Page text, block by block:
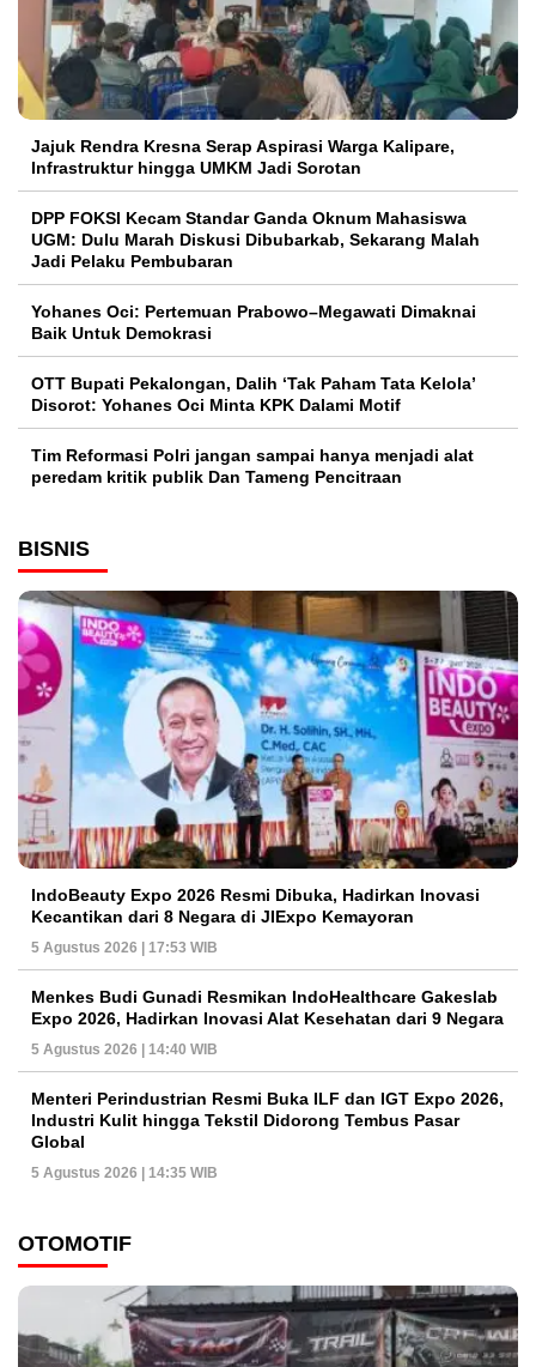
Jajuk Rendra Kresna Serap Aspirasi Warga Kalipare,
Infrastruktur hingga UMKM Jadi Sorotan
DPP FOKSI Kecam Standar Ganda Oknum Mahasiswa
UGM: Dulu Marah Diskusi Dibubarkab, Sekarang Malah
Jadi Pelaku Pembubaran
Yohanes Oci: Pertemuan Prabowo–Megawati Dimaknai
Baik Untuk Demokrasi
OTT Bupati Pekalongan, Dalih ‘Tak Paham Tata Kelola’
Disorot: Yohanes Oci Minta KPK Dalami Motif
Tim Reformasi Polri jangan sampai hanya menjadi alat
peredam kritik publik Dan Tameng Pencitraan
BISNIS
IndoBeauty Expo 2026 Resmi Dibuka, Hadirkan Inovasi
Kecantikan dari 8 Negara di JIExpo Kemayoran
5 Agustus 2026 | 17:53 WIB
Menkes Budi Gunadi Resmikan IndoHealthcare Gakeslab
Expo 2026, Hadirkan Inovasi Alat Kesehatan dari 9 Negara
5 Agustus 2026 | 14:40 WIB
Menteri Perindustrian Resmi Buka ILF dan IGT Expo 2026,
Industri Kulit hingga Tekstil Didorong Tembus Pasar
Global
5 Agustus 2026 | 14:35 WIB
OTOMOTIF